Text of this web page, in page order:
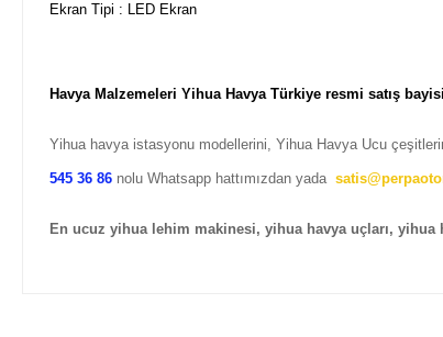
Ekran Tipi : LED Ekran
Havya Malzemeleri Yihua Havya Türkiye resmi satış
Yihua havya istasyonu modellerini, Yihua Havya Ucu
545 36 86 nolu Whatsapp hattımızdan yada
En ucuz yihua lehim makinesi, yihua havya uçları, yihua